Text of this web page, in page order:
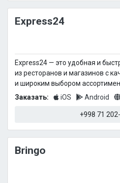
Express24
Express24 — это удобная и
из ресторанов и магазинов с
и широким выбором
Заказать:
iOS Android
+998 71
Bringo